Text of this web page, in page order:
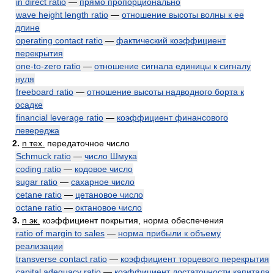
wave height length ratio — отношение высоты волны к ее
длине
operating contact ratio — фактический коэффициент
перекрытия
one-to-zero ratio — отношение сигнала единицы к сигналу
нуля
freeboard ratio — отношение высоты надводного борта к
осадке
financial leverage ratio — коэффициент финансового
левереджа
2. n тех. передаточное число
Schmuck ratio — число Шмука
coding ratio — кодовое число
sugar ratio — сахарное число
cetane ratio — цетановое число
octane ratio — октановое число
3. n эк. коэффициент покрытия, норма обеспечения
ratio of margin to sales — норма прибыли к объему
реализации
transverse contact ratio — коэффициент торцевого перекрытия